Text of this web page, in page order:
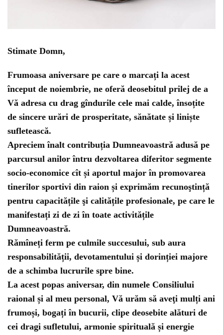
Stimate Domn,
Frumoasa aniversare pe care o marcați la acest
început de noiembrie, ne oferă deosebitul prilej de a
Vă adresa cu drag gîndurile cele mai calde, însoțite
de sincere urări de prosperitate, sănătate și liniște
sufletească.
Apreciem înalt contribuția Dumneavoastră adusă pe
parcursul anilor întru dezvoltarea diferitor segmente
socio-economice cît și aportul major în promovarea
tinerilor sportivi din raion și exprimăm recunoştință
pentru capacitățile şi calitățile profesionale, pe care le
manifestați zi de zi în toate activitățile
Dumneavoastră.
Rămîneți ferm pe culmile succesului, sub aura
responsabilității, devotamentului și dorinției majore
de a schimba lucrurile spre bine.
La acest popas aniversar, din numele Consiliului
raional și al meu personal, Vă urăm să aveţi mulți ani
frumoși, bogați în bucurii, clipe deosebite alături de
cei dragi sufletului, armonie spirituală și energie